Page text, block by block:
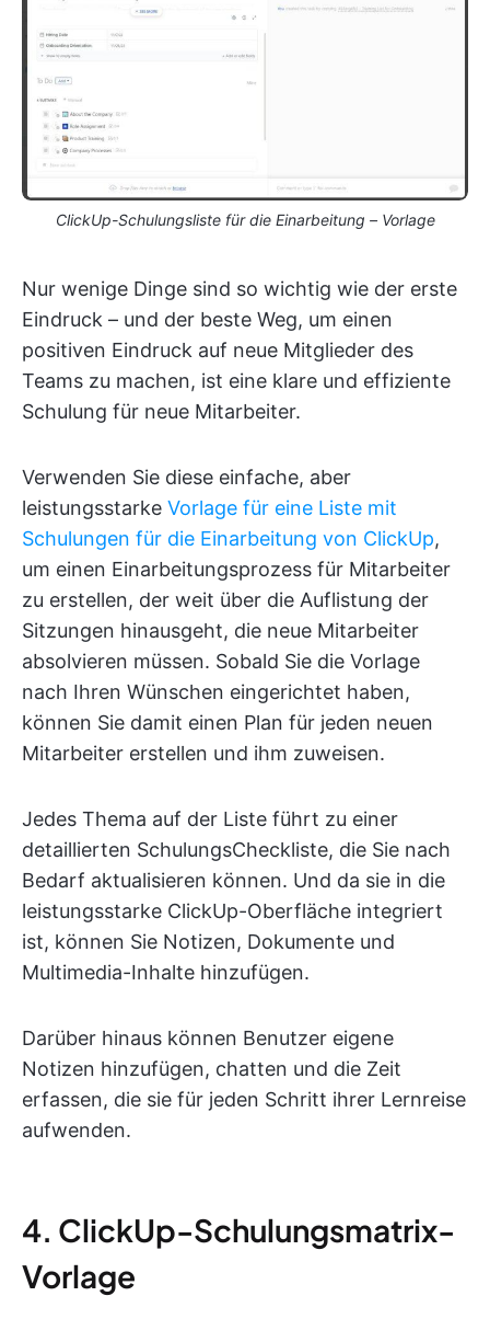
ClickUp-Schulungsliste für die Einarbeitung – Vorlage
Nur wenige Dinge sind so wichtig wie der erste
Eindruck – und der beste Weg, um einen
positiven Eindruck auf neue Mitglieder des
Teams zu machen, ist eine klare und effiziente
Schulung für neue Mitarbeiter.
Verwenden Sie diese einfache, aber
leistungsstarke Vorlage für eine Liste mit
Schulungen für die Einarbeitung von ClickUp,
um einen Einarbeitungsprozess für Mitarbeiter
zu erstellen, der weit über die Auflistung der
Sitzungen hinausgeht, die neue Mitarbeiter
absolvieren müssen. Sobald Sie die Vorlage
nach Ihren Wünschen eingerichtet haben,
können Sie damit einen Plan für jeden neuen
Mitarbeiter erstellen und ihm zuweisen.
Jedes Thema auf der Liste führt zu einer
detaillierten SchulungsCheckliste, die Sie nach
Bedarf aktualisieren können. Und da sie in die
leistungsstarke ClickUp-Oberfläche integriert
ist, können Sie Notizen, Dokumente und
Multimedia-Inhalte hinzufügen.
Darüber hinaus können Benutzer eigene
Notizen hinzufügen, chatten und die Zeit
erfassen, die sie für jeden Schritt ihrer Lernreise
aufwenden.
4. ClickUp-Schulungsmatrix-
Vorlage